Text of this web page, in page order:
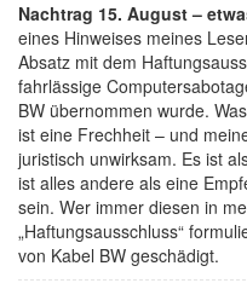
Nachtrag 15. August –
eines Hinweises meines
Absatz mit dem
fahrlässige
BW übernommen wurde.
ist eine Frechheit – und
juristisch unwirksam. Es ist
ist alles andere als eine
sein. Wer immer diesen in
„Haftungsausschluss“
von Kabel BW geschädigt.